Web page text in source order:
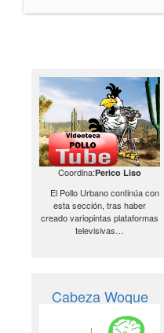
Coordina:Perico Liso
El Pollo Urbano continúa con
esta sección, tras haber
creado variopintas plataformas
televisivas…
Cabeza Woque